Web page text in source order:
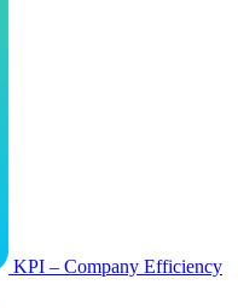
KPI – Company Efficiency